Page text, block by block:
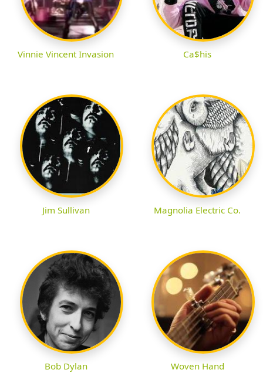
Vinnie Vincent Invasion Ca$his
Jim Sullivan Magnolia Electric Co.
Bob Dylan Woven Hand